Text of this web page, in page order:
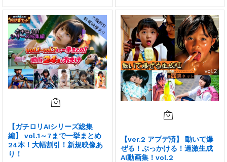
【ガチロリAIシリーズ総集
編】 vol.1～7まで一挙まとめ
24本！大幅割引！新規映像あ
り！
【ver.2 アプデ済】 動いて爆
ぜる！ぶっかける！過激生成
AI動画集！vol.2